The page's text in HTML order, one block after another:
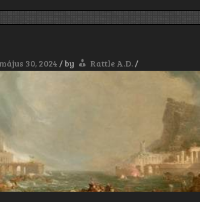
Ghost:
King
május 30, 2024 /by Rattle A.D./